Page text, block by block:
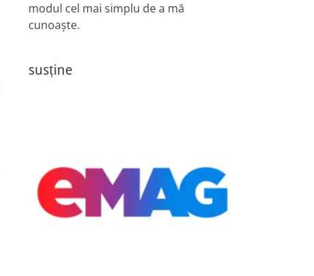
modul cel mai simplu de a mă
cunoaște.
susține